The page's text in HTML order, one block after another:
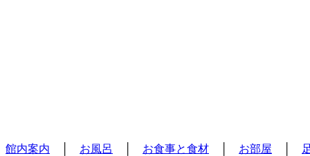
館内案内 お風呂 お食事と食材 お部屋